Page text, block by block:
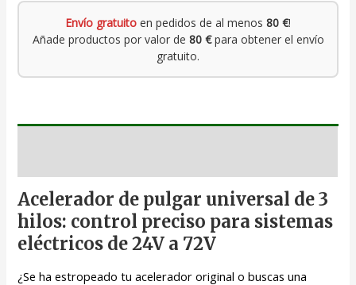
Envío gratuito en pedidos de al menos 80 €!
Añade productos por valor de 80 €para obtener el envío
gratuito.
Acelerador de pulgar universal de 3
hilos: control preciso para sistemas
eléctricos de 24V a 72V
¿Se ha estropeado tu acelerador original o buscas una